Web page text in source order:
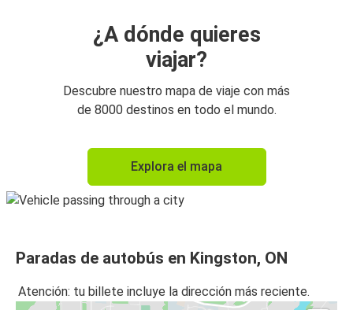
Kingston, ON
¿A dónde quieres
viajar?
Descubre nuestro mapa de viaje con más
de 8000 destinos en todo el mundo.
Explora el mapa
Paradas de autobús en Kingston, ON
Atención: tu billete incluye la dirección más reciente.